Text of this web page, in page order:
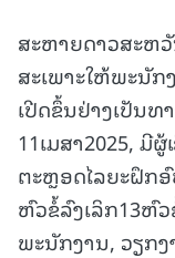
ສະຫາຍດາວສະຫ
ສະເພາະໃຫ້ພະນັ
ເປີດຂຶ້ນຢ່າງເປັນ
11ເມສາ2025,
ຕະຫຼອດໄລຍະຝຶກ
ຫົວຂໍ້ລົງເລິກ13ຫົ
ພະນັກງານ, ວຽກ